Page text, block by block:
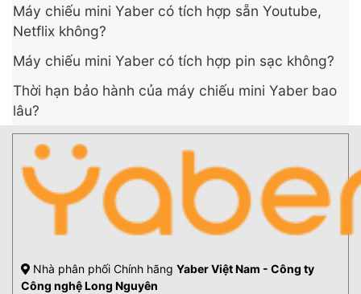
phòng họp hay lớp học như các dòng máy chiếu
truyền thống, máy chiếu mini ngày nay được nhiều
người lựa chọn để xem phim, xem thể thao, giải trí
cá nhân hoặc trình chiếu nội dung ngay tại phòng
khách, phòng ngủ hay thậm chí ngoài trời.
Nội dung chính
Máy chiếu mini thông minh là gì?
Ưu điểm của máy chiếu mini thông minh
Vì sao máy chiếu mini ngày càng phổ biến?
Cách lựa chọn máy chiếu mini thông minh phù
1. Xác định rõ nhu cầu sử dụng
2. Xác định độ sáng phù hợp
Máy chiếu mini Yaber có tích hợp sẵn Youtube,
Netflix không?
Máy chiếu mini Yaber có tích hợp pin sạc không?
Thời hạn bảo hành của máy chiếu mini Yaber bao
lâu?
Nhà phân phối Chính hãng Yaber Việt Nam - Công ty
Công nghệ Long Nguyên